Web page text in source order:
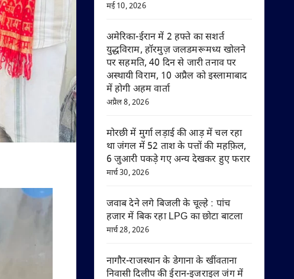
मई 10, 2026
अमेरिका-ईरान में 2 हफ्ते का सशर्त
युद्धविराम, हॉरमुज़ जलडमरूमध्य खोलने
पर सहमति, 40 दिन से जारी तनाव पर
अस्थायी विराम, 10 अप्रैल को इस्लामाबाद
में होगी अहम वार्ता
अप्रैल 8, 2026
मोरछी में मुर्गा लड़ाई की आड़ में चल रहा
था जंगल में 52 ताश के पत्तों की महफ़िल,
6 जुआरी पकड़े गए अन्य देखकर हुए फरार
मार्च 30, 2026
जवाब देने लगे बिजली के चूल्हे : पांच
हजार में बिक रहा LPG का छोटा बाटला
मार्च 28, 2026
नागौर-राजस्थान के डेगाना के खींवताना
निवासी दिलीप की ईरान-इजराइल जंग में